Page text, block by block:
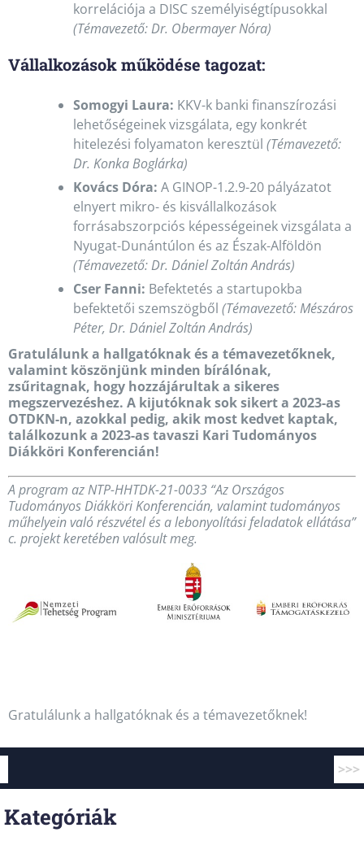
korrelációja a DISC személyiségtípusokkal
(Témavezető: Dr. Obermayer Nóra)
Vállalkozások működése tagozat:
Somogyi Laura: KKV-k banki finanszírozási
lehetőségeinek vizsgálata, egy konkrét
hitelezési folyamaton keresztül (Témavezető:
Dr. Konka Boglárka)
Kovács Dóra: A GINOP-1.2.9-20 pályázatot
elnyert mikro- és kisvállalkozások
forrásabszorpciós képességeinek vizsgálata a
Nyugat-Dunántúlon és az Észak-Alföldön
(Témavezető: Dr. Dániel Zoltán András)
Cser Fanni: Befektetés a startupokba
befektetői szemszögből (Témavezető: Mészáros
Péter, Dr. Dániel Zoltán András)
Gratulálunk a hallgatóknak és a témavezetőknek,
valamint köszönjünk minden bírálónak,
zsűritagnak, hogy hozzájárultak a sikeres
megszervezéshez. A kijutóknak sok sikert a 2023-as
OTDKN-n, azokkal pedig, akik most kedvet kaptak,
találkozunk a 2023-as tavaszi Kari Tudományos
Diákköri Konferencián!
A program az NTP-HHTDK-21-0033 “Az Országos
Tudományos Diákköri Konferencián, valamint tudományos
műhelyein való részvétel és a lebonyolítási feladatok ellátása”
c. projekt keretében valósult meg.
Gratulálunk a hallgatóknak és a témavezetőknek!
>>>
Kategóriák